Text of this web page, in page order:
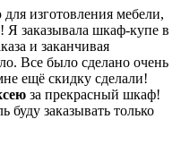
изготовления мебели,
заказывала шкаф-купе в
и заканчивая
Все было сделано очень
ещё скидку сделали!
за прекрасный шкаф!
буду заказывать только